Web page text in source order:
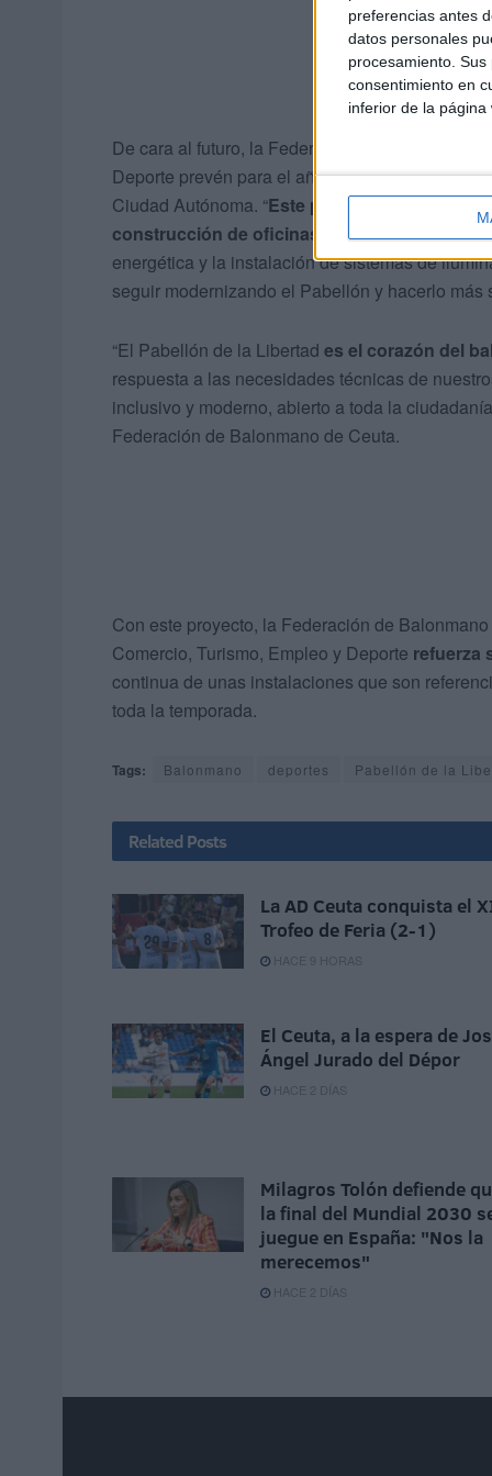
preferencias antes
datos personales
procesamiento.
consentimiento en
inferior de la página
De cara al futuro, la Federación de Balonmano
Deporte prevén para el año 2026 una nueva
Ciudad Autónoma. “Este proyecto
construcción de oficinas y un gimnasio de
energética y la instalación de sistemas de
seguir modernizando el Pabellón y hacerlo más
“El Pabellón de la Libertad es el corazón del
respuesta a las necesidades técnicas de
inclusivo y moderno, abierto a toda la
Federación de Balonmano de Ceuta.
Con este proyecto, la Federación de
Comercio, Turismo, Empleo y Deporte refuerza
continua de unas instalaciones que son
toda la temporada.
Tags: Balonmano deportes Pabellón de la
Related Posts
La AD Ceuta conquista el
Trofeo de Feria (2-1)
HACE 9 HORAS
El Ceuta, a la espera de
Ángel Jurado del Dépor
HACE 2 DÍAS
Milagros Tolón defiende
la final del Mundial 2030
juegue en España: "Nos la
merecemos"
HACE 2 DÍAS